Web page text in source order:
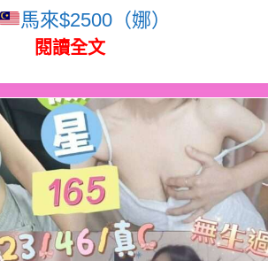
馬來$2500（娜）
閱讀全文